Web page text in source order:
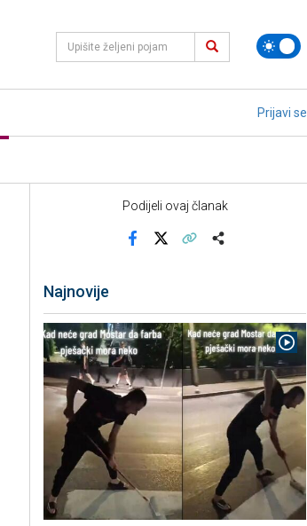
Prijavi se
Podijeli ovaj članak
Najnovije